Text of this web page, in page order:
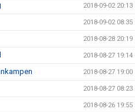
2018-09-02 20:13
2018-09-02 08:35
2018-08-28 20:19
2018-08-27 19:14
2018-08-27 19:00
2018-08-27 08:23
2018-08-26 19:55